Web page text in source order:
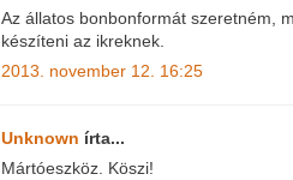
Az állatos bonbonformát szeretném,
készíteni az ikreknek.
2013. november 12. 16:25
Unknown írta...
Mártóeszköz. Köszi!